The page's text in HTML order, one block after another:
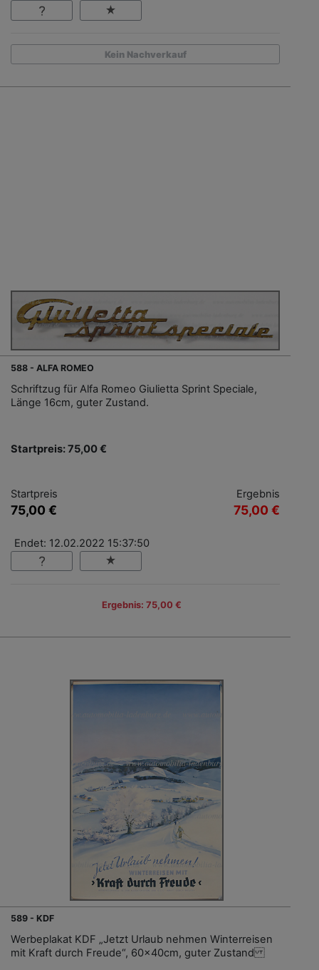
Kein Nachverkauf
588 - ALFA ROMEO
Schriftzug für Alfa Romeo Giulietta Sprint Speciale,
Länge 16cm, guter Zustand.
Startpreis: 75,00 €
Startpreis
75,00 €
Ergebnis
75,00 €
Endet: 12.02.2022 15:37:50
Ergebnis: 75,00 €
589 - KDF
Werbeplakat KDF „Jetzt Urlaub nehmen Winterreisen
mit Kraft durch Freude“, 60x40cm, guter Zustand